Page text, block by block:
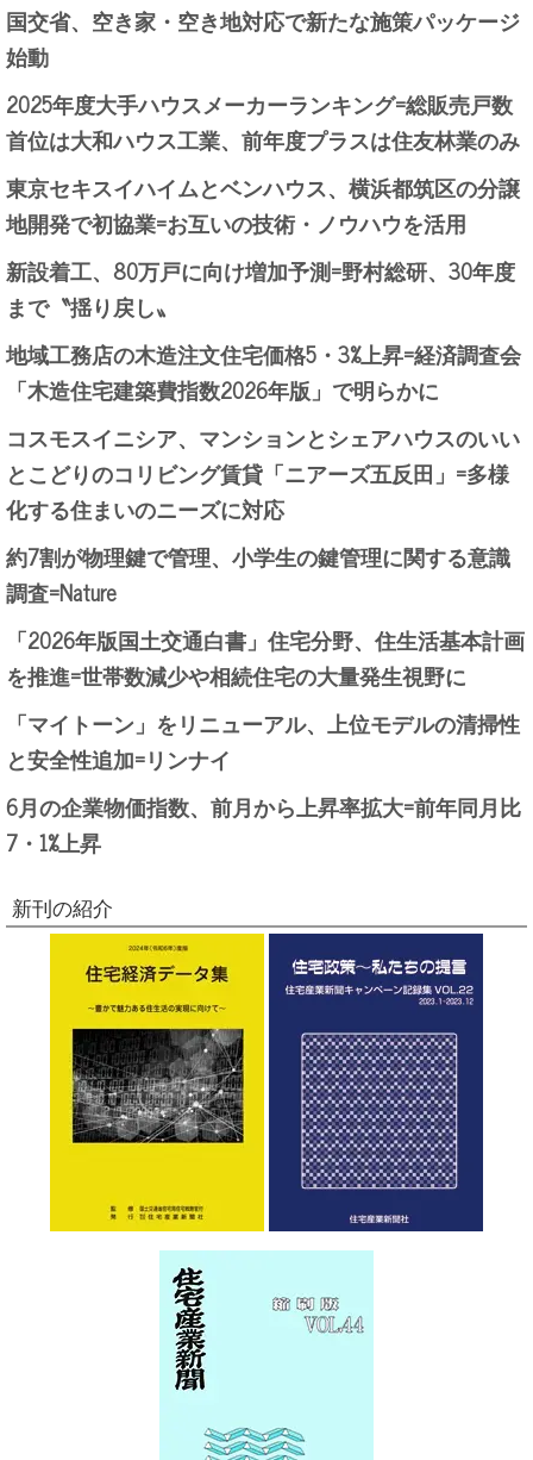
国交省、空き家・空き地対応で新たな施策パッケージ
始動
2025年度大手ハウスメーカーランキング=総販売戸数
首位は大和ハウス工業、前年度プラスは住友林業のみ
東京セキスイハイムとベンハウス、横浜都筑区の分譲
地開発で初協業=お互いの技術・ノウハウを活用
新設着工、80万戸に向け増加予測=野村総研、30年度
まで〝揺り戻し〟
地域工務店の木造注文住宅価格5・3%上昇=経済調査会
「木造住宅建築費指数2026年版」で明らかに
コスモスイニシア、マンションとシェアハウスのいい
とこどりのコリビング賃貸「ニアーズ五反田」=多様
化する住まいのニーズに対応
約7割が物理鍵で管理、小学生の鍵管理に関する意識
調査=Nature
「2026年版国土交通白書」住宅分野、住生活基本計画
を推進=世帯数減少や相続住宅の大量発生視野に
「マイトーン」をリニューアル、上位モデルの清掃性
と安全性追加=リンナイ
6月の企業物価指数、前月から上昇率拡大=前年同月比
7・1%上昇
新刊の紹介